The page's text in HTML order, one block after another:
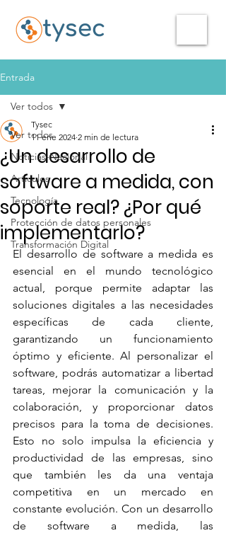
Entrada
Ver todos
Noticias-Nacional
Articulos
Tecnología
Protección de datos personales
Transformación Digital
Ver todos
¿Un desarrollo de
software a medida, con
soporte real? ¿Por qué
implementarlo?
Tysec
11 ene 2024 2 min de lectura
El desarrollo de software a medida es
esencial en el mundo tecnológico
actual, porque permite adaptar las
soluciones digitales a las necesidades
específicas de cada cliente,
garantizando un funcionamiento
óptimo y eficiente. Al personalizar el
software, podrás automatizar a libertad
tareas, mejorar la comunicación y la
colaboración, y proporcionar datos
precisos para la toma de decisiones.
Esto no solo impulsa la eficiencia y
productividad de las empresas, sino
que también les da una ventaja
competitiva en un mercado en
constante evolución. Con un desarrollo
de software a medida, las